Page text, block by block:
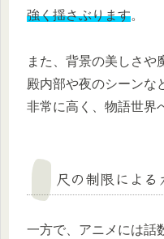
強く揺さぶります。
また、背景の美しさや
殿内部や夜のシーンな
非常に高く、物語世界
尺の制限によ
一方で、アニメには話